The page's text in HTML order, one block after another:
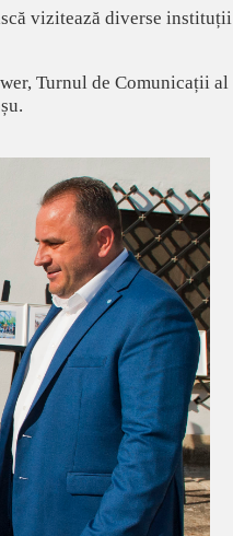
vizitează diverse instituții
Turnul de Comunicații al